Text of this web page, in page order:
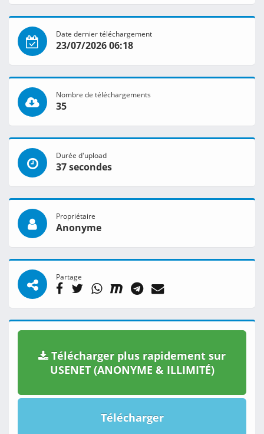
Date dernier téléchargement
23/07/2026 06:18
Nombre de téléchargements
35
Durée d'upload
37 secondes
Propriétaire
Anonyme
Partage
Télécharger plus rapidement sur
USENET (ANONYME & ILLIMITÉ)
Télécharger